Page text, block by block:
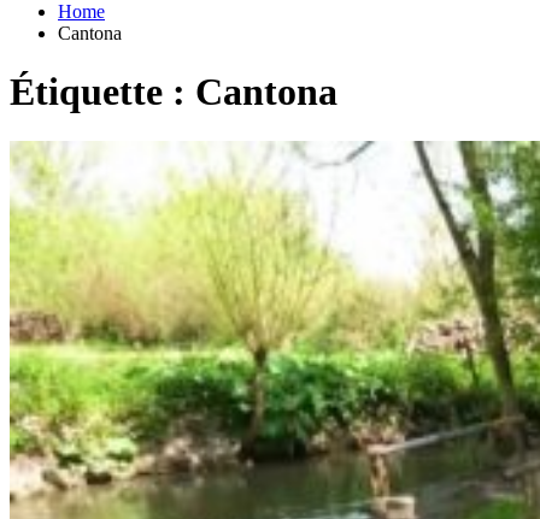
Home
Cantona
Étiquette : Cantona